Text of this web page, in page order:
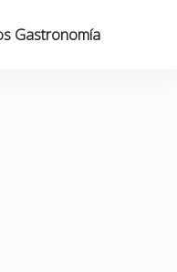
Gastronomía